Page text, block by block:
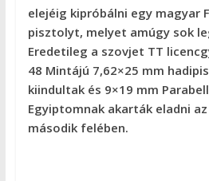
elejéig kipróbálni egy magyar
pisztolyt, melyet amúgy sok
Eredetileg a szovjet TT
48 Mintájú 7,62×25 mm
kiindultak és 9×19 mm
Egyiptomnak akarták eladni
második felében.